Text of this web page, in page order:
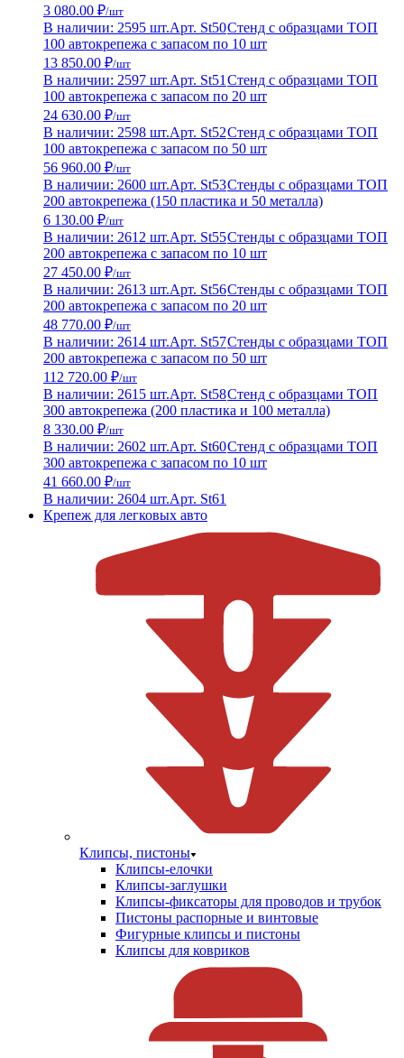
3 080.00 ₽/шт
В наличии: 2595 шт.Арт. St50Стенд с образцами ТОП
100 автокрепежа с запасом по 10 шт
13 850.00 ₽/шт
В наличии: 2597 шт.Арт. St51 Стенд с образцами ТОП
100 автокрепежа с запасом по 20 шт
24 630.00 ₽/шт
В наличии: 2598 шт.Арт. St52Стенд с образцами ТОП
100 автокрепежа с запасом по 50 шт
56 960.00 ₽/шт
В наличии: 2600 шт.Арт. St53Стенды с образцами ТОП
200 автокрепежа (150 пластика и 50 металла)
6 130.00 ₽/шт
В наличии: 2612 шт.Арт. St55Стенды с образцами ТОП
200 автокрепежа с запасом по 10 шт
27 450.00 ₽/шт
В наличии: 2613 шт.Арт. St56Стенды с образцами ТОП
200 автокрепежа с запасом по 20 шт
48 770.00 ₽/шт
В наличии: 2614 шт.Арт. St57Стенды с образцами ТОП
200 автокрепежа с запасом по 50 шт
112 720.00 ₽/шт
В наличии: 2615 шт.Арт. St58Стенд с образцами ТОП
300 автокрепежа (200 пластика и 100 металла)
8 330.00 ₽/шт
В наличии: 2602 шт.Арт. St60Стенд с образцами ТОП
300 автокрепежа с запасом по 10 шт
41 660.00 ₽/шт
В наличии: 2604 шт.Арт. St61
Крепеж для легковых авто
Клипсы, пистоны
Клипсы-елочки
Клипсы-заглушки
Клипсы-фиксаторы для проводов и трубок
Пистоны распорные и винтовые
Фигурные клипсы и пистоны
Клипсы для ковриков